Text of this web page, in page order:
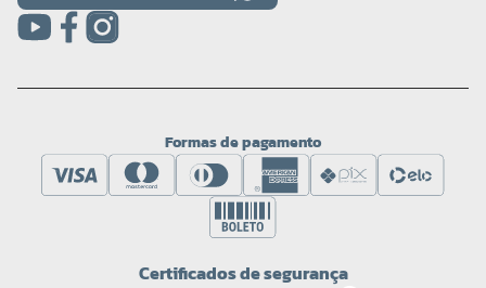
Formas de pagamento
Certificados de segurança